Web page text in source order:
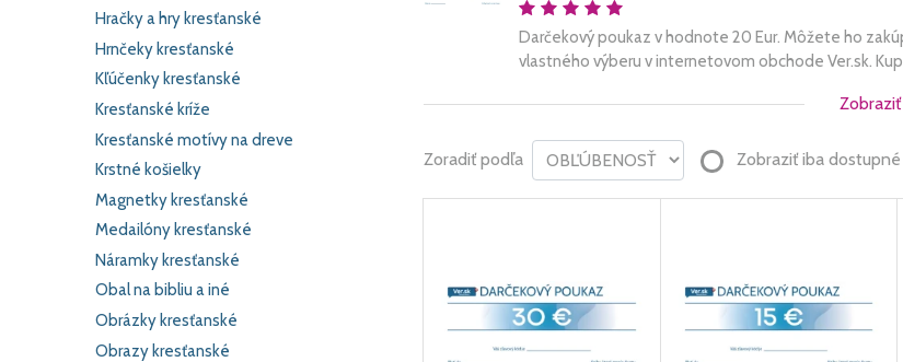
Hračky a hry kresťanské
Hrnčeky kresťanské
Kľúčenky kresťanské
Kresťanské kríže
Kresťanské motívy na dreve
Krstné košielky
Magnetky kresťanské
Medailóny kresťanské
Náramky kresťanské
Obal na bibliu a iné
Obrázky kresťanské
Obrazy kresťanské
Darčekový poukaz v hodnote 20 Eur. Môžete ho
vlastného výberu v internetovom obchode Ver.sk.
Zoradiť podľa Zobraziť iba